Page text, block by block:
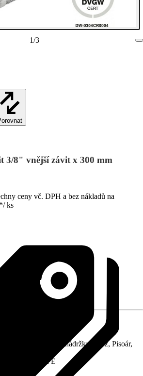
1/3
3/8" vnější závit x 300 mm
ceny vč. DPH a bez nákladů na
*/ ks
Bidet, Splachovací nádržka, Dřez, Pisoár,
ocel, PE